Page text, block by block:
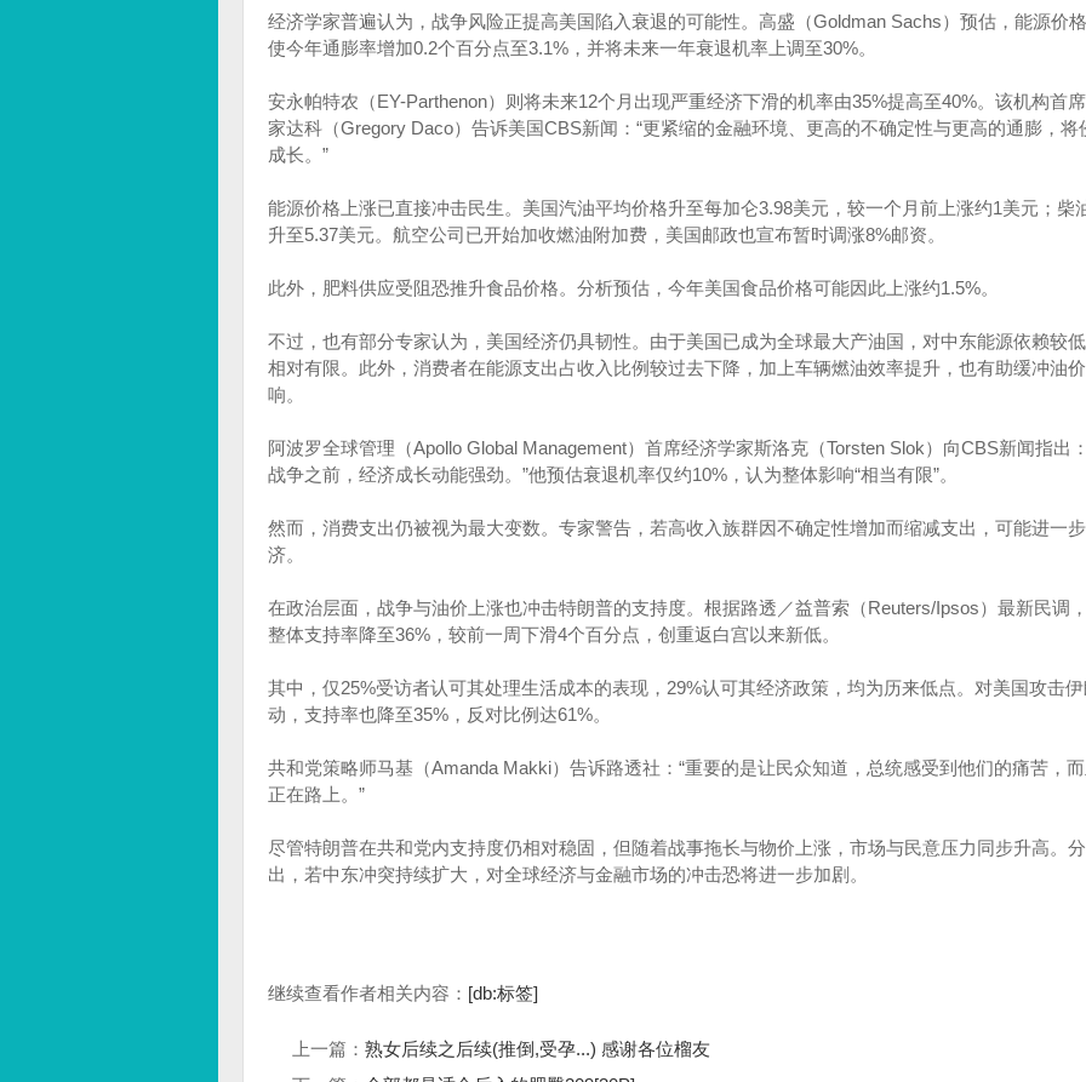
经济学家普遍认为，战争风险正提高美国陷入衰退的可能性。高盛（Goldman Sachs）预估，能源价
使今年通膨率增加0.2个百分点至3.1%，并将未来一年衰退机率上调至30%。
安永帕特农（EY-Parthenon）则将未来12个月出现严重经济下滑的机率由35%提高至40%。该机构首
家达科（Gregory Daco）告诉美国CBS新闻：“更紧缩的金融环境、更高的不确定性与更高的通膨，将
成长。”
能源价格上涨已直接冲击民生。美国汽油平均价格升至每加仑3.98美元，较一个月前上涨约1美元；柴
升至5.37美元。航空公司已开始加收燃油附加费，美国邮政也宣布暂时调涨8%邮资。
此外，肥料供应受阻恐推升食品价格。分析预估，今年美国食品价格可能因此上涨约1.5%。
不过，也有部分专家认为，美国经济仍具韧性。由于美国已成为全球最大产油国，对中东能源依赖较
相对有限。此外，消费者在能源支出占收入比例较过去下降，加上车辆燃油效率提升，也有助缓冲油
响。
阿波罗全球管理（Apollo Global Management）首席经济学家斯洛克（Torsten Slok）向CBS新闻指出
战争之前，经济成长动能强劲。”他预估衰退机率仅约10%，认为整体影响“相当有限”。
然而，消费支出仍被视为最大变数。专家警告，若高收入族群因不确定性增加而缩减支出，可能进一
济。
在政治层面，战争与油价上涨也冲击特朗普的支持度。根据路透／益普索（Reuters/Ipsos）最新民调
整体支持率降至36%，较前一周下滑4个百分点，创重返白宫以来新低。
其中，仅25%受访者认可其处理生活成本的表现，29%认可其经济政策，均为历来低点。对美国攻击
动，支持率也降至35%，反对比例达61%。
共和党策略师马基（Amanda Makki）告诉路透社：“重要的是让民众知道，总统感受到他们的痛苦，
正在路上。”
尽管特朗普在共和党内支持度仍相对稳固，但随着战事拖长与物价上涨，市场与民意压力同步升高。
出，若中东冲突持续扩大，对全球经济与金融市场的冲击恐将进一步加剧。
继续查看作者相关内容： [db:标签]
上一篇： 熟女后续之后续(推倒,受孕...) 感谢各位榴友